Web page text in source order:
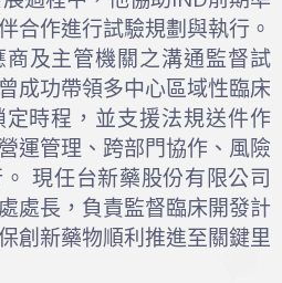
合作進行試驗規劃與執行。
及主管機關之溝通監督試
成功帶領多中心區域性臨床
時程，並支援法規送件作
運管理、跨部門協作、風險
現任台新藥股份有限公司
處長，負責監督臨床開發計
創新藥物順利推進至關鍵里